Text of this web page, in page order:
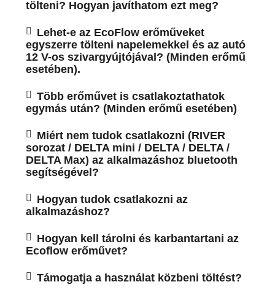
tölteni? Hogyan javíthatom ezt meg?
Lehet-e az EcoFlow erőműveket
egyszerre tölteni napelemekkel és az autó
12 V-os szivargyújtójával? (Minden erőmű
esetében).
Több erőművet is csatlakoztathatok
egymás után? (Minden erőmű esetében)
Miért nem tudok csatlakozni (RIVER
sorozat / DELTA mini / DELTA / DELTA /
DELTA Max) az alkalmazáshoz bluetooth
segítségével?
Hogyan tudok csatlakozni az
alkalmazáshoz?
Hogyan kell tárolni és karbantartani az
Ecoflow erőművet?
Támogatja a használat közbeni töltést?